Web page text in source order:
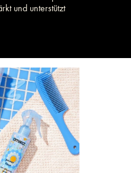
und unterstützt